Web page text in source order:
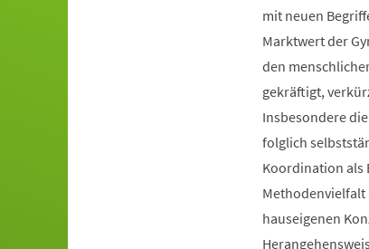
mit neuen
Marktwert der
den
gekräftigt,
Insbesondere
folglich
Koordination als
Methodenvielfalt
hauseigenen